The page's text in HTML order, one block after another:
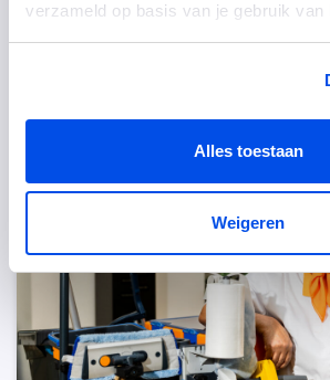
verzameld op basis van je gebruik van
Alles toestaan
Weigeren
Anderen bekeken ook